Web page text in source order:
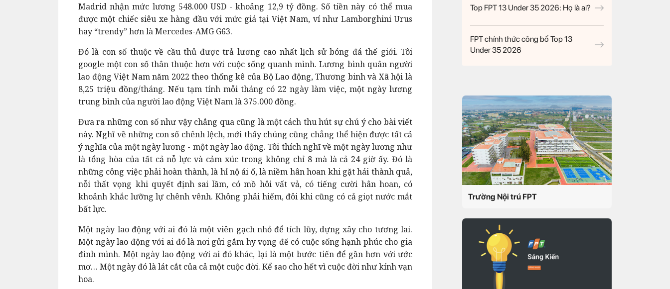
Madrid nhận mức lương 548.000 USD - khoảng 12,9 tỷ đồng. Số tiền này có thể mua
được một chiếc siêu xe hàng đầu với mức giá tại Việt Nam, ví như Lamborghini Urus
hay “trendy” hơn là Mercedes-AMG G63.
Đó là con số thuộc về cầu thủ được trả lương cao nhất lịch sử bóng đá thế giới. Tôi
google một con số thân thuộc hơn với cuộc sống quanh mình. Lương bình quân người
lao động Việt Nam năm 2022 theo thống kê của Bộ Lao động, Thương binh và Xã hội là
8,25 triệu đồng/tháng. Nếu tạm tính mỗi tháng có 22 ngày làm việc, một ngày lương
trung bình của người lao động Việt Nam là 375.000 đồng.
Đưa ra những con số như vậy chẳng qua cũng là một cách thu hút sự chú ý cho bài viết
này. Nghĩ về những con số chênh lệch, mới thấy chúng cũng chẳng thể hiện được tất cả
ý nghĩa của một ngày lương - một ngày lao động. Tôi thích nghĩ về một ngày lương như
là tổng hòa của tất cả nỗ lực và cảm xúc trong không chỉ 8 mà là cả 24 giờ ấy. Đó là
những công việc phải hoàn thành, là hỉ nộ ái ố, là niềm hân hoan khi gặt hái thành quả,
nỗi thất vọng khi quyết định sai lầm, có mồ hôi vất vả, có tiếng cười hân hoan, có
khoảnh khắc lưỡng lự chênh vênh. Không phải hiếm, đôi khi cũng có cả giọt nước mắt
bất lực.
Một ngày lao động với ai đó là một viên gạch nhỏ để tích lũy, dựng xây cho tương lai.
Một ngày lao động với ai đó là nơi gửi gắm hy vọng để có cuộc sống hạnh phúc cho gia
đình mình. Một ngày lao động với ai đó khác, lại là một bước tiến để gần hơn với ước
mơ… Một ngày đó là lát cắt của cả một cuộc đời. Kể sao cho hết vì cuộc đời như kính vạn
hoa.
Top FPT 13 Under 35 2026: Họ là ai?
FPT chính thức công bố Top 13
Under 35 2026
Trường Nội trú FPT